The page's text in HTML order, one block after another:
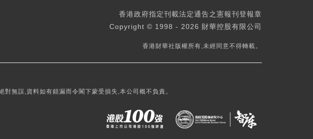
香港政府指定刊載法定通告之憲報刊登報章
Copyright © 1998 - 2026 財華控股有限公司
香港財華社版權所有,未經同意不得轉載。
無誤,資料如有錯漏而令閣下蒙受損失,本公司概不負責。